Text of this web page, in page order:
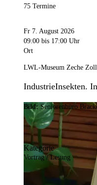
75 Termine
Fr 7. August 2026
09:00 bis 17:00 Uhr
Ort
LWL-Museum Zeche
IndustrieInsekten.
Bild: Seniorenbüro
Kategorie
Vortrag / Lesung